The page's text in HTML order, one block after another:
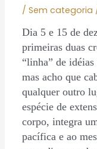
/Sem categoria
Dia 5 e 15 de
primeiras duas
“linha” de
mas acho que
qualquer outro
espécie de
corpo, integra
pacífica e ao